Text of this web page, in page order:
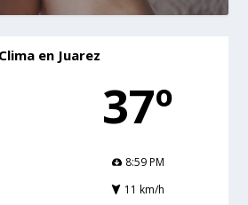
Clima en Juarez
37º
8:59 PM
11 km/h